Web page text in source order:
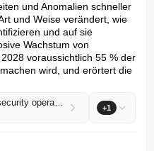
und Anomalien schneller
und Weise verändert, wie
und auf sie
Wachstum von
voraussichtlich 55 % der
wird, und erörtert die
Building trust in AI-powered security operations +1